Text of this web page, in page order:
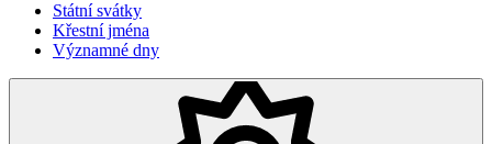
Státní svátky
Křestní jména
Významné dny